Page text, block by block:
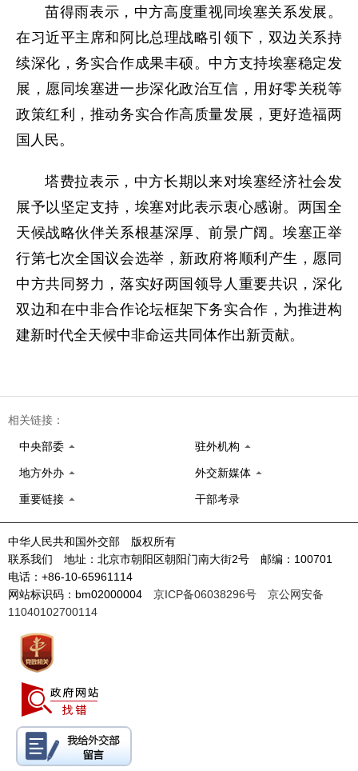
苗得雨表示，中方高度重视同埃塞关系发展。
在习近平主席和阿比总理战略引领下，双边关系持
续深化，务实合作成果丰硕。中方支持埃塞稳定发
展，愿同埃塞进一步深化政治互信，用好零关税等
政策红利，推动务实合作高质量发展，更好造福两
国人民。
塔费拉表示，中方长期以来对埃塞经济社会发
展予以坚定支持，埃塞对此表示衷心感谢。两国全
天候战略伙伴关系根基深厚、前景广阔。埃塞正举
行第七次全国议会选举，新政府将顺利产生，愿同
中方共同努力，落实好两国领导人重要共识，深化
双边和在中非合作论坛框架下务实合作，为推进构
建新时代全天候中非命运共同体作出新贡献。
相关链接：
中央部委 驻外机构
地方外办 外交新媒体
重要链接 干部考录
中华人民共和国外交部 版权所有
联系我们 地址：北京市朝阳区朝阳门南大街2号 邮编：100701
电话：+86-10-65961114
网站标识码：bm02000004 京ICP备06038296号
京公网安备
11040102700114